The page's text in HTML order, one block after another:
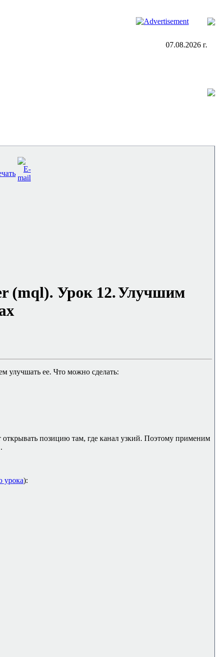
07.08.2026 г.
(mql). Урок 12.Улучшим
улучшать ее. Что можно сделать:
открывать позицию там, где канал узкий. Поэтому применим
урока):